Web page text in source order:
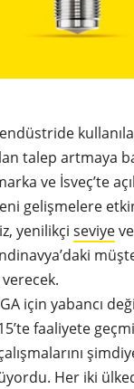
talep artmaya
ve İsveç’te
gelişmelere
yenilikçi seviyeve
için yabancı
faaliyete
Her iki